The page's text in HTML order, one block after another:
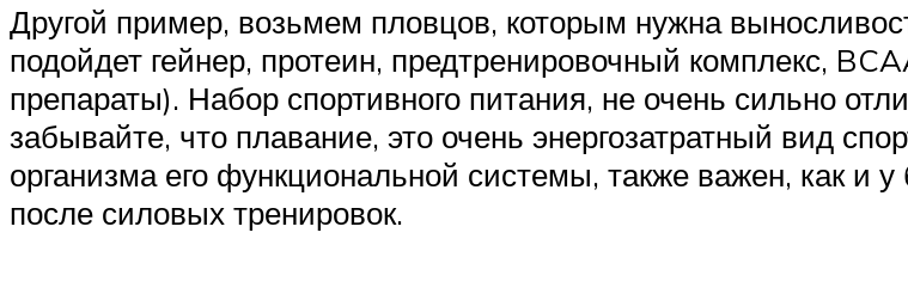
Другой пример, возьмем пловцов, которым нужна
подойдет гейнер, протеин, предтренировочный комплекс,
препараты). Набор спортивного питания, не очень сильно
забывайте, что плавание, это очень энергозатратный вид
организма его функциональной системы, также важен, как и
после силовых тренировок.